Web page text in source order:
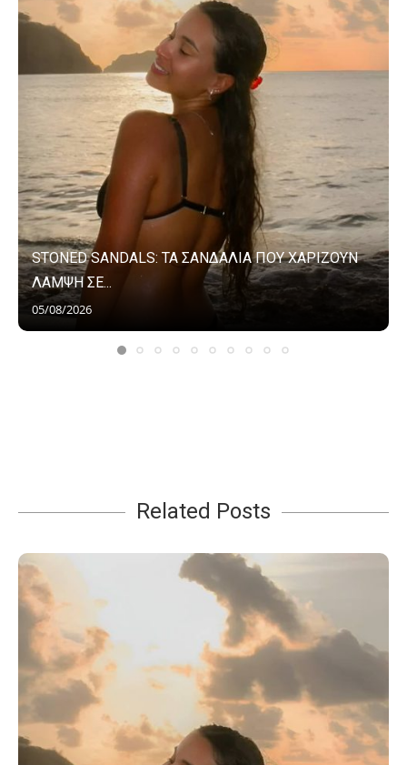
STONED SANDALS: ΤΑ ΣΑΝΔΑΛΙΑ ΠΟΥ ΧΑΡΙΖΟΥΝ
ΛΑΜΨΗ ΣΕ...
05/08/2026
Related Posts